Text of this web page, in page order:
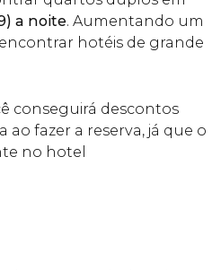
a noite. Aumentando um
hotéis de grande
conseguirá descontos
fazer a reserva, já que o
no hotel